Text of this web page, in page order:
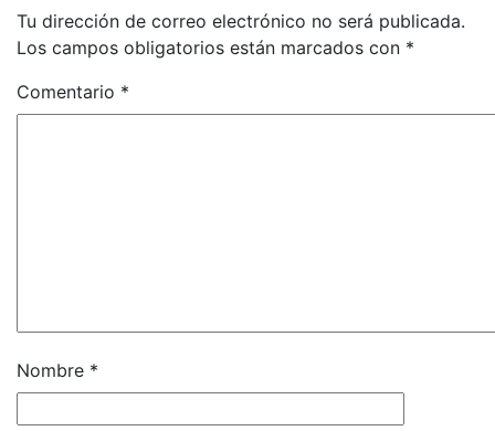
Tu dirección de correo electrónico no será publicada.
Los campos obligatorios están marcados con *
Comentario *
Nombre *